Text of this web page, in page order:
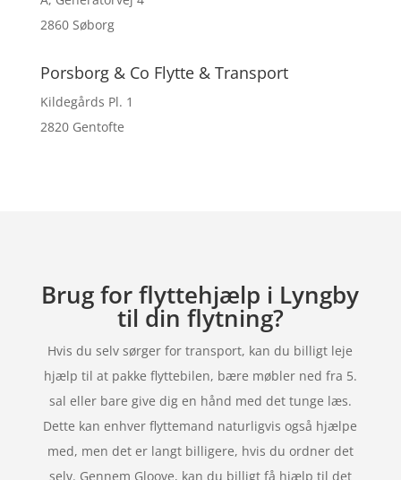
2860 Søborg
Porsborg & Co Flytte & Transport
Kildegårds Pl. 1
2820 Gentofte
Brug for flyttehjælp i Lyngby
til din flytning?
Hvis du selv sørger for transport, kan du billigt leje
hjælp til at pakke flyttebilen, bære møbler ned fra 5.
sal eller bare give dig en hånd med det tunge læs.
Dette kan enhver flyttemand naturligvis også hjælpe
med, men det er langt billigere, hvis du ordner det
selv. Gennem Gloove, kan du billigt få hjælp til det